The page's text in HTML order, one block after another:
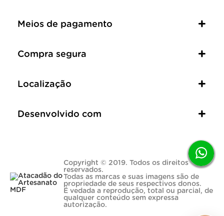
Meios de pagamento
Compra segura
Localização
Desenvolvido com
Copyright © 2019. Todos os direitos
reservados.
Todas as marcas e suas imagens são de
propriedade de seus respectivos donos.
É vedada a reprodução, total ou parcial, de
qualquer conteúdo sem expressa
autorização.